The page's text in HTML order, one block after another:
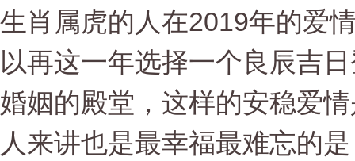
生肖属虎的人在2019年的爱
以再这一年选择一个良辰吉
婚姻的殿堂，这样的安稳爱
人来讲也是最幸福最难忘的